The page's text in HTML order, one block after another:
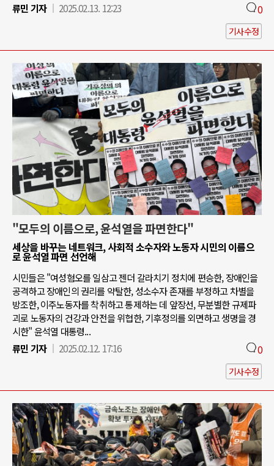
류민 기자
2025.02.13. 12:23 0
기사수정
"모두의 이름으로, 윤석열을 파면한다"
세상을 바꾸는 네트워크, 사회적 소수자와 노동자 시민의 이름으
로 윤석열 파면 선언해
시민들은 "여성혐오를 일삼고 젠더 갈라치기 정치에 편승한, 장애인을
공격하고 장애인의 권리를 약탈한, 성소수자 존재를 부정하고 차별을
방조한, 이주노동자를 착취하고 통제하는 데 앞장선, 무분별한 규제파
괴로 노동자의 건강과 안전을 위협한, 기후정의를 외면하고 생명을 경
시한" 윤석열 대통령...
류민 기자
2025.02.12. 17:16 0
기사수정